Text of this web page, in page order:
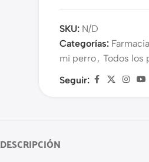
SKU: N/D
Categorías: Farmacia
mi perro, Todos los
Seguir:
DESCRIPCIÓN